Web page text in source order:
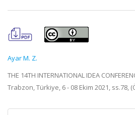
Ayar M. Z.
THE 14TH INTERNATIONAL IDEA
Trabzon, Türkiye, 6 - 08 Ekim 2021, ss.78,